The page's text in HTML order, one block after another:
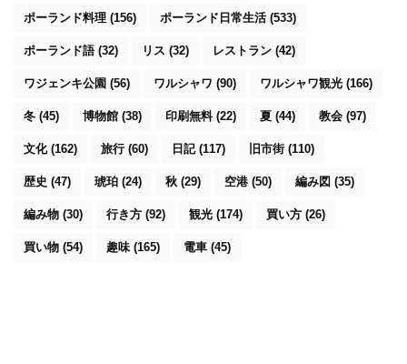
ポーランド料理 (156) ポーランド日常生活(533)
ポーランド語(32) リス (32) レストラン (42)
ワジェンキ公園 (56) ワルシャワ (90) ワルシャワ観光 (166)
冬 (45) 博物館 (38) 印刷無料(22) 夏 (44) 教会 (97)
文化(162) 旅行 (60) 日記(117) 旧市街 (110)
歴史 (47) 琥珀 (24) 秋 (29) 空港 (50) 編み図 (35)
編み物 (30) 行き方 (92) 観光 (174) 買い方 (26)
買い物 (54) 趣味(165) 電車 (45)